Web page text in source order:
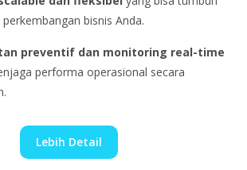
bisnis Anda.
preventif dan monitoring real-time
performa operasional secara
Lebih Detail